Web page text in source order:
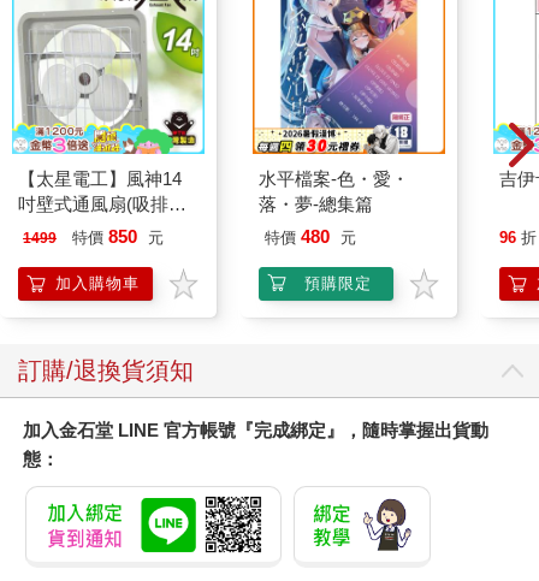
【太星電工】風神14
吋壁式通風扇(吸排風
機)
1499 特價 850 元
加入購物車
水平檔案-色・愛・
落・夢-總集篇
特價 480 元
預購限定
吉
96 折
訂購/退換貨須知
加入金石堂 LINE 官方帳號『完成綁定』，隨時掌握出貨動
態：